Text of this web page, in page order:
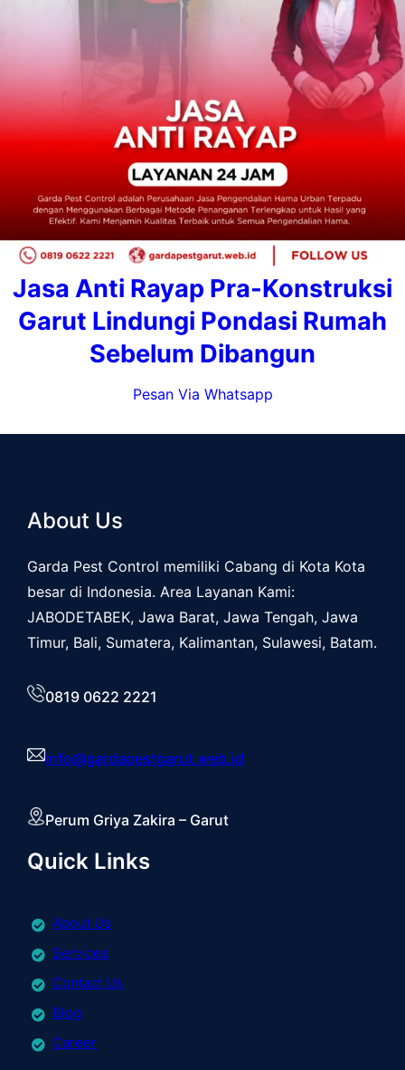
Jasa Anti Rayap Pra-Konstruksi
Garut Lindungi Pondasi Rumah
Sebelum Dibangun
Pesan Via Whatsapp
About Us
Garda Pest Control memiliki Cabang di Kota Kota
besar di Indonesia. Area Layanan Kami:
JABODETABEK, Jawa Barat, Jawa Tengah, Jawa
Timur, Bali, Sumatera, Kalimantan, Sulawesi, Batam.
0819 0622 2221
info@gardapestgarut.web.id
Perum Griya Zakira – Garut
Quick Links
About Us
Services
Contact Us
Blog
Career